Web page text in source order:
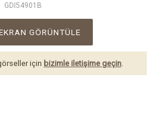
GDI54901B
GÖRÜNTÜLE
için bizimle iletişime geçin